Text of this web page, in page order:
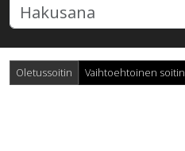
Oletussoitin Vaihtoehtoinen soitin